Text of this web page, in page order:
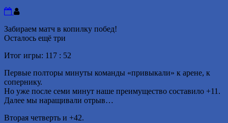
Забираем матч в копилку побед!
Осталось ещё три
Итог игры: 117 : 52
Первые полторы минуты команды «привыкали» к арене, к
сопернику.
Но уже после семи минут наше преимущество составило +11.
Далее мы наращивали отрыв…
Вторая четверть и +42.